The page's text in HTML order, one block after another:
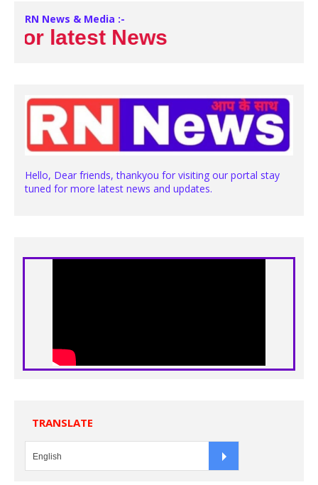
RN News & Media :-
latest News
Hello, Dear friends, thankyou for visiting our portal stay
tuned for more latest news and updates.
TRANSLATE